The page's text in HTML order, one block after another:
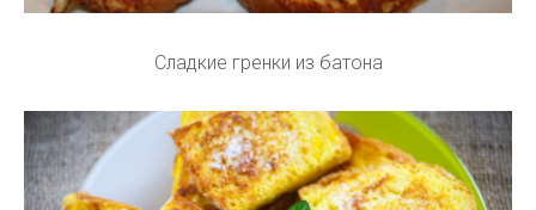
Сладкие гренки из батона